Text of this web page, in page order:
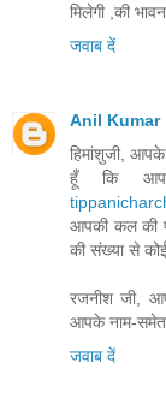
मिलेगी ,की
जवाब दें
Anil Kumar
हिमांशुजी, आपके
हूँ कि
आपकी कल की
की संख्या से
रजनीश जी,
आपके नाम-समेत
जवाब दें